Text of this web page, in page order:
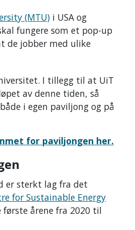
(MTU) i USA og
fungere som et pop-up
de jobber med ulike
I tillegg til at UiT
av denne tiden, så
i egen paviljong og på
for paviljongen her.
er sterkt lag fra det
for Sustainable Energy
første årene fra 2020 til